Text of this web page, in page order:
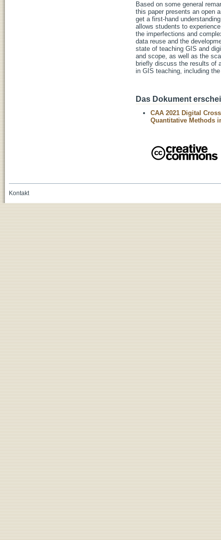
Based on some general
this paper presents an open
get a first-hand
allows students to
the imperfections and
data reuse and the
state of teaching GIS and
and scope, as well as the
briefly discuss the results of
in GIS teaching, including
Das Dokument
CAA 2021 Digital
Quantitative Methods
Kontakt